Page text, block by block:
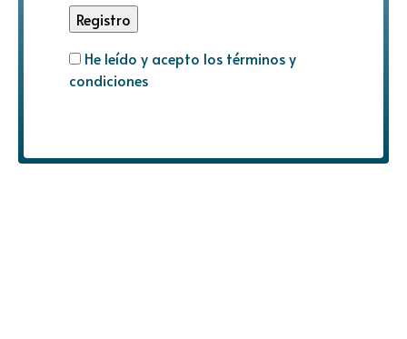
He leído y acepto los términos y
condiciones